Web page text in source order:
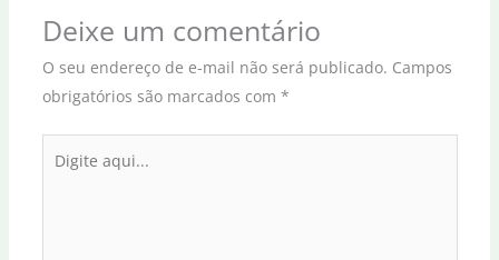
Deixe um comentário
O seu endereço de e-mail não será publicado. Campos
obrigatórios são marcados com *
aqui...